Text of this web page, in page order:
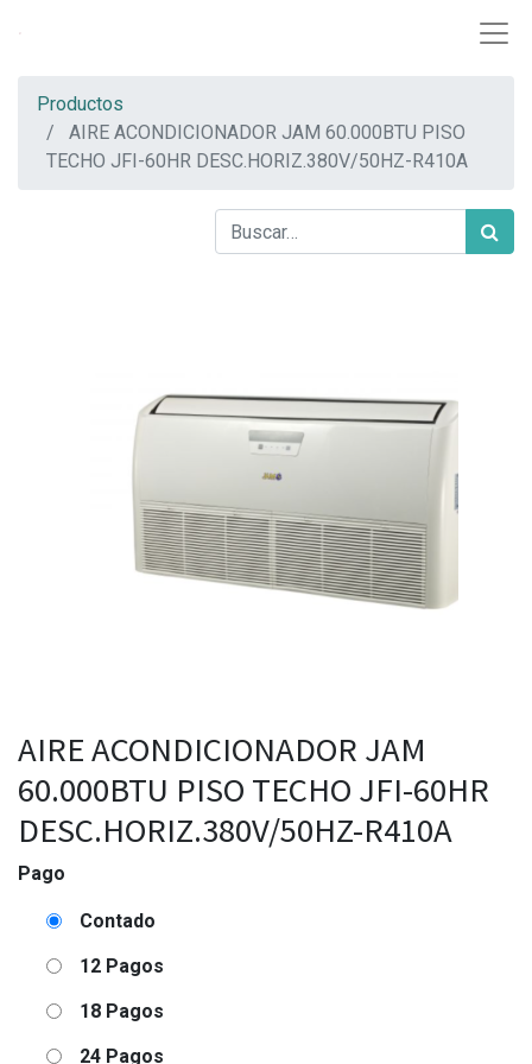
Productos
AIRE ACONDICIONADOR JAM 60.000BTU PISO
TECHO JFI-60HR DESC.HORIZ.380V/50HZ-R410A
AIRE ACONDICIONADOR JAM
60.000BTU PISO TECHO JFI-60HR
DESC.HORIZ.380V/50HZ-R410A
Pago
Contado
12 Pagos
18 Pagos
24 Pagos